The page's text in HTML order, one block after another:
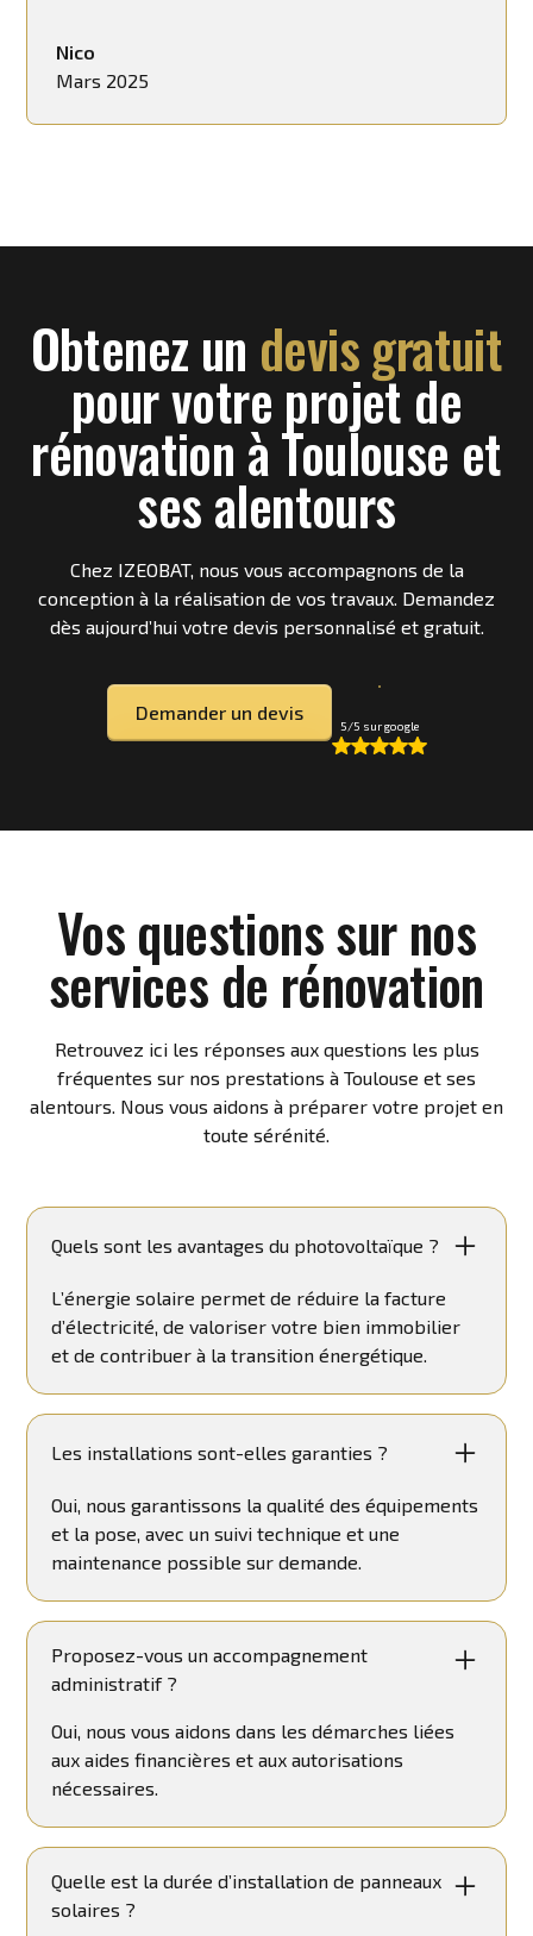
Nico
Mars 2025
Obtenez un devis gratuit
pour votre projet de
rénovation à Toulouse et
ses alentours
Chez IZEOBAT, nous vous accompagnons de la
conception à la réalisation de vos travaux. Demandez
dès aujourd’hui votre devis personnalisé et gratuit.
Demander un devis
5/5 sur google
Vos questions sur nos
services de rénovation
Retrouvez ici les réponses aux questions les plus
fréquentes sur nos prestations à Toulouse et ses
alentours. Nous vous aidons à préparer votre projet en
toute sérénité.
Quels sont les avantages du photovoltaïque ?
L’énergie solaire permet de réduire la facture
d’électricité, de valoriser votre bien immobilier
et de contribuer à la transition énergétique.
Les installations sont-elles garanties ?
Oui, nous garantissons la qualité des équipements
et la pose, avec un suivi technique et une
maintenance possible sur demande.
Proposez-vous un accompagnement
administratif ?
Oui, nous vous aidons dans les démarches liées
aux aides financières et aux autorisations
nécessaires.
Quelle est la durée d’installation de panneaux
solaires ?